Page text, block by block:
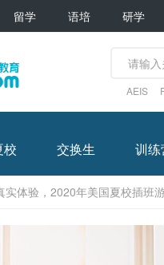
留学 语培 研学
AEIS
校 交换生 训练
实体验，2020年美国夏校插班